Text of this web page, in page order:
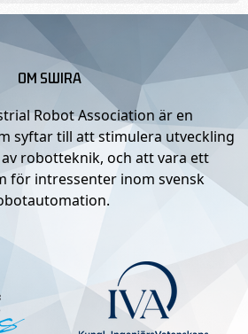
OM SWIRA
Robot Association är en
syftar till att stimulera utveckling
robotteknik, och att vara ett
för intressenter inom svensk